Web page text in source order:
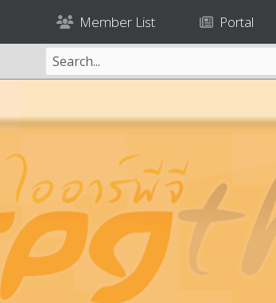
Member List Portal